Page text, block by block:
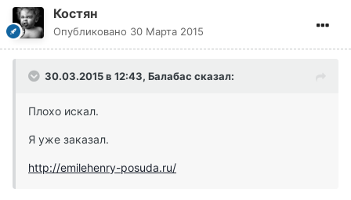
Костян
Опубликовано 30 Марта 2015
30.03.2015 в 12:43, Балабас сказал:
Плохо искал.
Я уже заказал.
http://emilehenry-posuda.ru/